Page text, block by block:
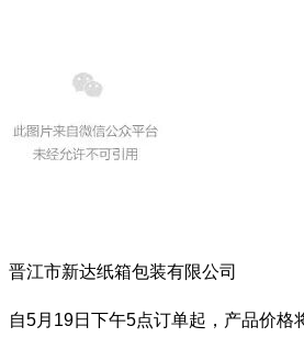
晋江市新达纸箱包装有限公司
自5月19日下午5点订单起，产品价格